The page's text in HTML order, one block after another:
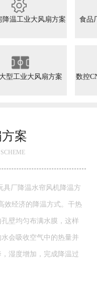
降温工业大风扇方案 食品
型工业大风扇方案 数控